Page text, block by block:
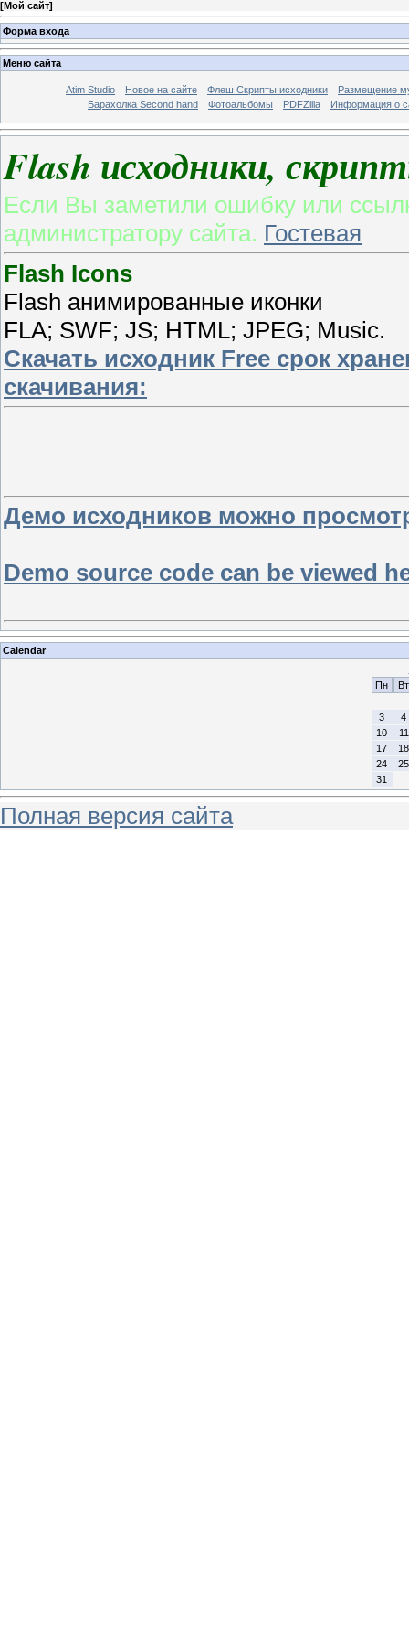
[Мой сайт]
Форма входа
Меню сайта
Atim Studio Новое на сайте Флеш Скрипты исходники
Размещение
Барахолка Second hand
Фотоальбомы PDFZilla Информация о
Flash исходники,
Если Вы заметили ошибку или
администратору сайта. Гостевая
Flash Icons
Flash анимированные иконки
FLA; SWF; JS; HTML; JPEG; Music.
Скачать исходник Free срок
скачивания:
Демо исходников можно
Demo source code can be viewed
Calendar
Пн
Вт
3
4
10
11
17
18
24
25
31
Полная версия сайта